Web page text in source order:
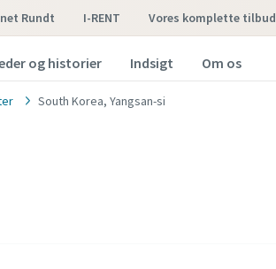
Rundt I-RENT vores komplette tilbud
og historier Indsigt Om os
South Korea, Yangsan-si